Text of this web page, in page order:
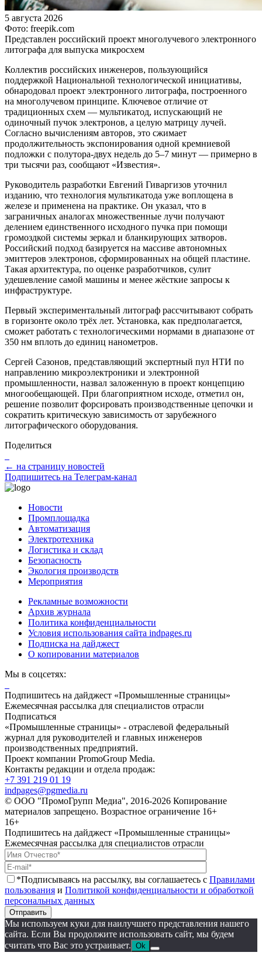
5 августа 2026
Фото: freepik.com
Представлен российский проект многолучевого электронного
литографа для выпуска микросхем
Коллектив российских инженеров, пользующийся
поддержкой Национальной технологической инициативы,
обнародовал проект электронного литографа, построенного
на многолучевом принципе. Ключевое отличие от
традиционных схем — мультикатод, испускающий не
одиночный пучок электронов, а целую матрицу лучей.
Согласно вычислениям авторов, это сжимает
продолжительность экспонирования одной кремниевой
подложки с полутора-двух недель до 5–7 минут — примерно в
три тысячи раз, сообщают «Известия».
Руководитель разработки Евгений Гиваргизов уточнил
изданию, что технология мультикатода уже воплощена в
железе и применена на практике. Он указал, что в
заграничных аналогах множественные лучи получают
делением единственного исходного пучка при помощи
громоздкой системы зеркал и бланкирующих затворов.
Российский подход базируется на массиве автономных
эмиттеров электронов, сформированных на общей пластине.
Такая архитектура, по оценке разработчиков, сулит
удешевление самой машины и менее жёсткие запросы к
инфраструктуре.
Первый экспериментальный литограф рассчитывают собрать
в горизонте около трёх лет. Установка, как предполагается,
сможет работать с технологическими нормами в диапазоне от
350 нм вплоть до единиц нанометров.
Сергей Сазонов, представляющий экспертный пул НТИ по
направлению микроэлектроники и электронной
промышленности, назвал заложенную в проект концепцию
многообещающей. При благоприятном исходе, отметил он,
решение позволит форсировать производственные цепочки и
сократить критическую зависимость от зарубежного
литографического оборудования.
Поделиться
← на страницу новостей
Подпишитесь на Телеграм-канал
Новости
Промплощадка
Автоматизация
Электротехника
Логистика и склад
Безопасность
Экология производств
Мероприятия
Рекламные возможности
Архив журнала
Политика конфиденциальности
Условия использования сайта indpages.ru
Подписка на дайджест
О копировании материалов
Мы в соцсетях:
Подпишитесь на дайджест «Промышленные страницы»
Ежемесячная рассылка для специалистов отрасли
Подписаться
«Промышленные страницы» - отраслевой федеральный
журнал для руководителей и главных инженеров
производственных предприятий.
Проект компании PromoGroup Media.
Контакты редакции и отдела продаж:
+7 391 219 01 19
indpages@pgmedia.ru
© ООО "ПромоГрупп Медиа", 2016-2026 Копирование
материалов запрещено. Возрастное ограничение 16+
16+
Подпишитесь на дайджест «Промышленные страницы»
Ежемесячная рассылка для специалистов отрасли
*Подписываясь на рассылку, вы соглашаетесь с Правилами
пользования и Политикой конфиденциальности и обработкой
персональных данных
Отправить
Мы используем куки для наилучшего представления нашего
сайта. Если Вы продолжите использовать сайт, мы будем
считать что Вас это устраивает. Ok